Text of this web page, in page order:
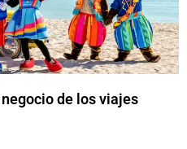
de los viajes